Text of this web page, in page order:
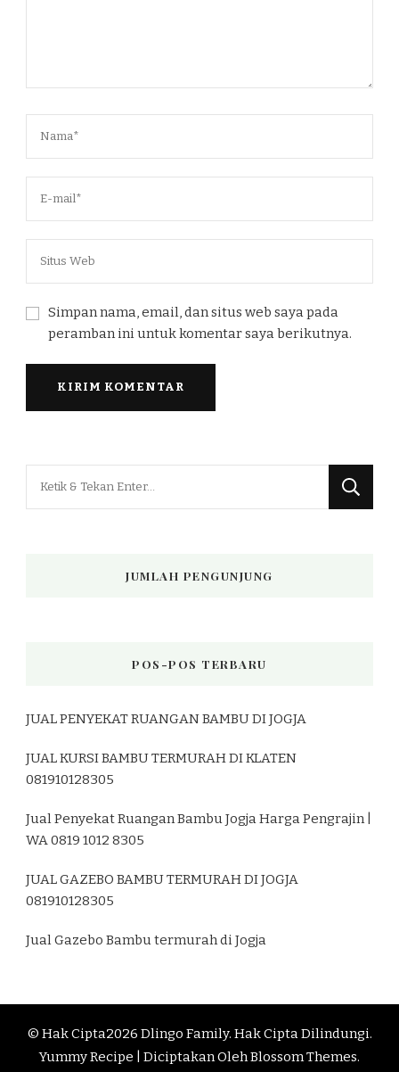
Simpan nama, email, dan situs web saya pada
peramban ini untuk komentar saya berikutnya.
Mencari
JUMLAH PENGUNJUNG
POS-POS TERBARU
JUAL PENYEKAT RUANGAN BAMBU DI JOGJA
JUAL KURSI BAMBU TERMURAH DI KLATEN
081910128305
Jual Penyekat Ruangan Bambu Jogja Harga Pengrajin |
WA 0819 1012 8305
JUAL GAZEBO BAMBU TERMURAH DI JOGJA
081910128305
Jual Gazebo Bambu termurah di Jogja
© Hak Cipta2026 Dlingo Family. Hak Cipta Dilindungi.
Yummy Recipe | Diciptakan OlehBlossom Themes.